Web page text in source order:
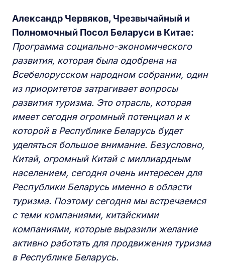
Александр Червяков, Чрезвычайный и
Полномочный Посол Беларуси в Китае:
Программа социально-экономического
развития, которая была одобрена на
Всебелорусском народном собрании, один
из приоритетов затрагивает вопросы
развития туризма. Это отрасль, которая
имеет сегодня огромный потенциал и к
которой в Республике Беларусь будет
уделяться большое внимание. Безусловно,
Китай, огромный Китай с миллиардным
населением, сегодня очень интересен для
Республики Беларусь именно в области
туризма. Поэтому сегодня мы встречаемся
с теми компаниями, китайскими
компаниями, которые выразили желание
активно работать для продвижения туризма
в Республике Беларусь.